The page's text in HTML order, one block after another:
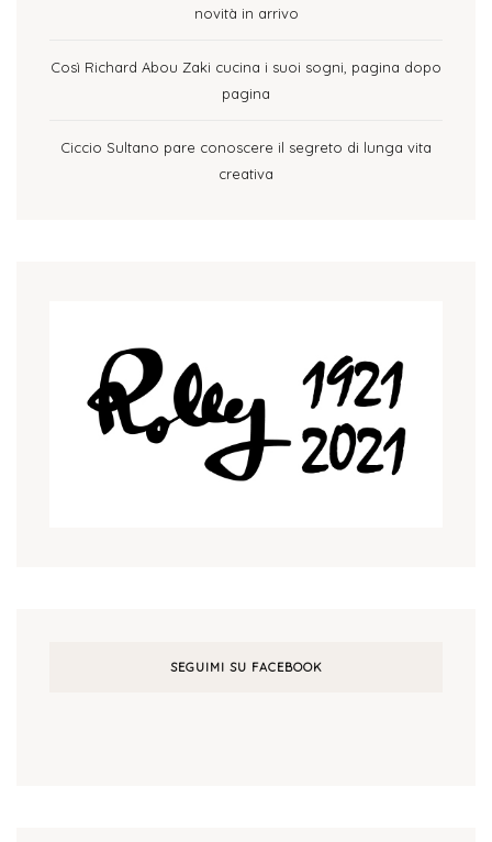
novità in arrivo
Così Richard Abou Zaki cucina i suoi sogni, pagina dopo
pagina
Ciccio Sultano pare conoscere il segreto di lunga vita
creativa
SEGUIMI SU FACEBOOK